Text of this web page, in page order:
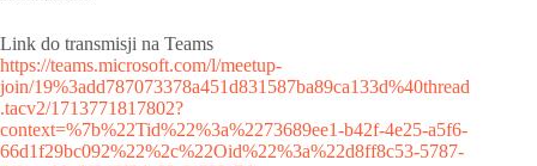
Link do transmisji na Teams
https://teams.microsoft.com/l/meetup-
join/19%3add787073378a451d831587ba89ca133d%40thread
.tacv2/1713771817802?
context=%7b%22Tid%22%3a%2273689ee1-b42f-4e25-a5f6-
66d1f29bc092%22%2c%22Oid%22%3a%22d8ff8c53-5787-